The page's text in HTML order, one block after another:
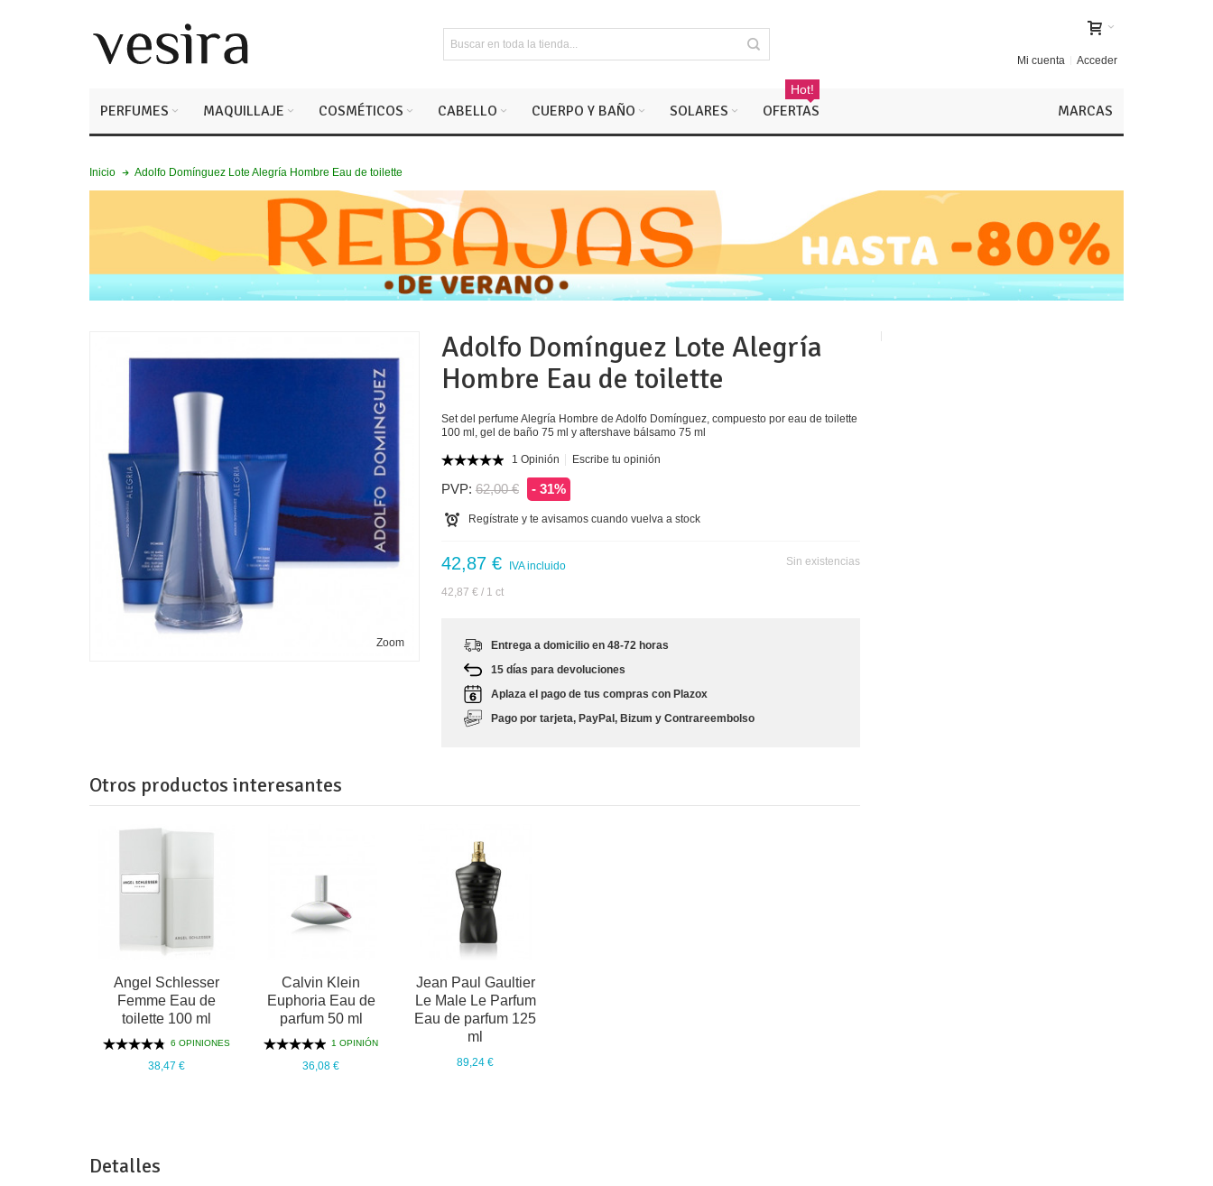
Mi cuenta Acceder
PERFUMES MAQUILLAJE COSMÉTICOS CABELLO CUERPO Y BAÑO SOLARES OFERTAS
Hot!
MARCAS
Inicio Adolfo Domínguez Lote Alegría Hombre Eau de toilette
Zoom
Adolfo Domínguez Lote Alegría
Hombre Eau de toilette
Set del perfume Alegría Hombre de Adolfo Domínguez, compuesto por eau de toilette
100 ml, gel de baño 75 ml y aftershave bálsamo 75 ml
1 Opinión Escribe tu opinión
PVP: 62,00 € - 31%
Regístrate y te avisamos cuando vuelva a stock
Sin existencias
42,87 € IVA incluido
42,87 €/ 1 ct
Entrega a domicilio en 48-72 horas
15 días para devoluciones
Aplaza el pago de tus compras con Plazox
Pago por tarjeta, PayPal, Bizum y Contrareembolso
Otros productos interesantes
Angel Schlesser
Femme Eau de
toilette 100 ml
6 OPINIONES
38,47 €
Calvin Klein
Euphoria Eau de
parfum 50 ml
1 OPINIÓN
36,08 €
Jean Paul Gaultier
Le Male Le Parfum
Eau de parfum 125
ml
89,24 €
Detalles